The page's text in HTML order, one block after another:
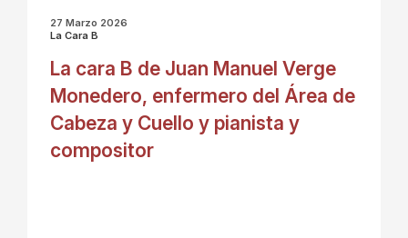
27 Marzo 2026
La Cara B
La cara B de Juan Manuel Verge
Monedero, enfermero del Área de
Cabeza y Cuello y pianista y
compositor